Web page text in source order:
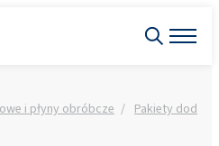
i płyny obróbcze Pakiety